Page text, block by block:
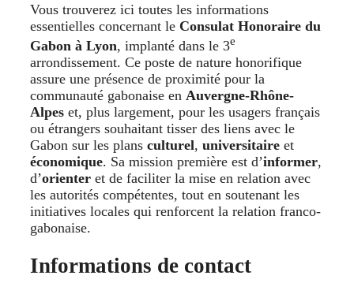
Vous trouverez ici toutes les informations
essentielles concernant le Consulat Honoraire du
Gabon à Lyon, implanté dans le 3e
arrondissement. Ce poste de nature honorifique
assure une présence de proximité pour la
communauté gabonaise en Auvergne-Rhône-
Alpes et, plus largement, pour les usagers français
ou étrangers souhaitant tisser des liens avec le
Gabon sur les plans culturel, universitaire et
économique. Sa mission première est d’informer,
d’orienter et de faciliter la mise en relation avec
les autorités compétentes, tout en soutenant les
initiatives locales qui renforcent la relation franco-
gabonaise.
Informations de contact